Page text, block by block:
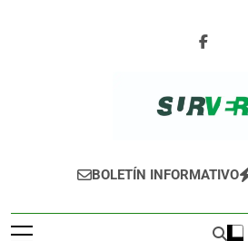
BOLETÍN INFORMATIVO